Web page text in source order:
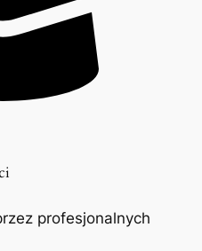
profesjonalnych